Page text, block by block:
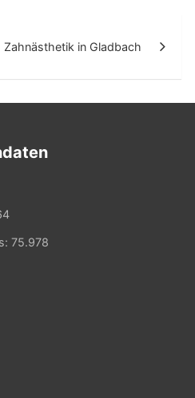
Zahnästhetik in Gladbach
75.978